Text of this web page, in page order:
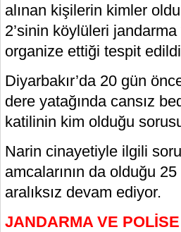
alınan kişilerin kimler
2’sinin köylüleri
organize ettiği tespit
Diyarbakır’da 20 gün
dere yatağında cansız
katilinin kim olduğu
Narin cinayetiyle ilgili
amcalarının da olduğu
aralıksız devam ediyor.
JANDARMA VE